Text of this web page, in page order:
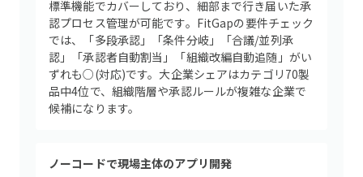
標準機能でカバーしており、細部まで行き届いた承
認プロセス管理が可能です。FitGapの要件チェック
では、「多段承認」「条件分岐」「合議/並列承
認」「承認者自動割当」「組織改編自動追随」がい
ずれも○(対応)です。大企業シェアはカテゴリ70製
品中4位で、組織階層や承認ルールが複雑な企業で
候補になります。
ノーコードで現場主体のアプリ開発